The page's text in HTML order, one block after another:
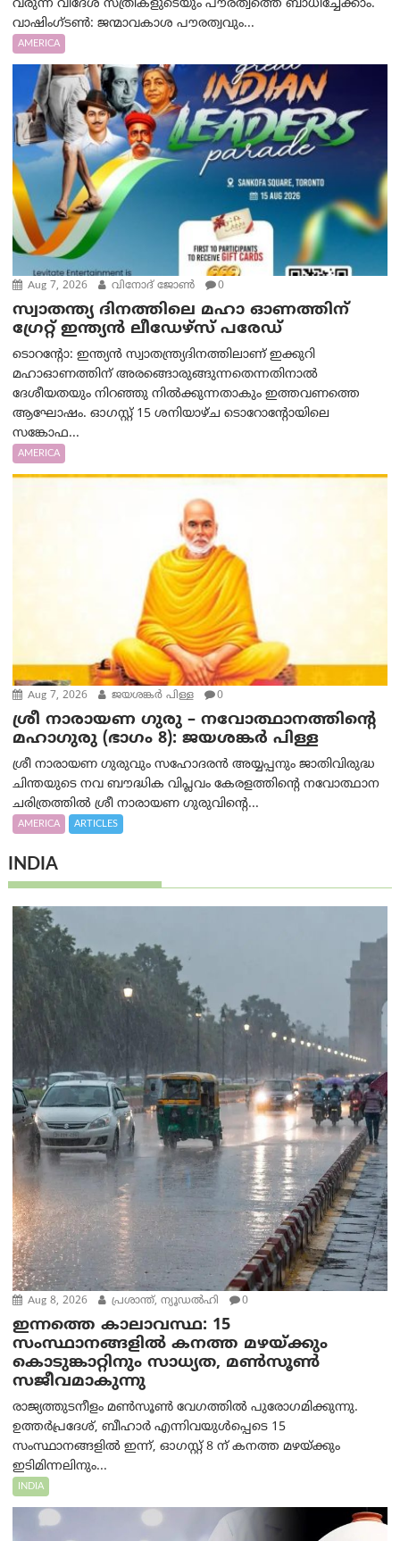
വരുന്ന വിദേശ സ്ത്രീകളുടെയും പൗരത്വത്തെ ബാധിച്ചേക്കാം.
വാഷിംഗ്ടണ്‍: ജന്മാവകാശ പൗരത്വവും...
AMERICA
Aug 7, 2026 വിനോദ് ജോൺ 0
സ്വാതന്ത്യ ദിനത്തിലെ മഹാ ഓണത്തിന്
ഗ്രേറ്റ് ഇന്ത്യൻ ലീഡേഴ്സ് പരേഡ്
ടൊറന്റോ: ഇന്ത്യൻ സ്വാതന്ത്ര്യദിനത്തിലാണ് ഇക്കുറി
മഹാഓണത്തിന് അരങ്ങൊരുങ്ങുന്നതെന്നതിനാൽ
ദേശീയതയും നിറഞ്ഞു നിൽക്കുന്നതാകും ഇത്തവണത്തെ
ആഘോഷം. ഓഗസ്റ്റ് 15 ശനിയാഴ്ച ടൊറോന്റോയിലെ
സങ്കോഫ...
AMERICA
Aug 7, 2026 ജയശങ്കര്‍ പിള്ള 0
ശ്രീ നാരായണ ഗുരു – നവോത്ഥാനത്തിന്റെ
മഹാഗുരു (ഭാഗം 8): ജയശങ്കര്‍ പിള്ള
ശ്രീ നാരായണ ഗുരുവും സഹോദരൻ അയ്യപ്പനും ജാതിവിരുദ്ധ
ചിന്തയുടെ നവ ബൗദ്ധിക വിപ്ലവം കേരളത്തിന്റെ നവോത്ഥാന
ചരിത്രത്തിൽ ശ്രീ നാരായണ ഗുരുവിന്റെ...
AMERICA ARTICLES
INDIA
Aug 8, 2026 പ്രശാന്ത്, ന്യൂഡല്‍ഹി 0
ഇന്നത്തെ കാലാവസ്ഥ: 15
സംസ്ഥാനങ്ങളിൽ കനത്ത മഴയ്ക്കും
കൊടുങ്കാറ്റിനും സാധ്യത, മൺസൂൺ
സജീവമാകുന്നു
രാജ്യത്തുടനീളം മൺസൂൺ വേഗത്തിൽ പുരോഗമിക്കുന്നു.
ഉത്തർപ്രദേശ്, ബീഹാർ എന്നിവയുൾപ്പെടെ 15
സംസ്ഥാനങ്ങളിൽ ഇന്ന്, ഓഗസ്റ്റ് 8 ന് കനത്ത മഴയ്ക്കും
ഇടിമിന്നലിനും...
INDIA